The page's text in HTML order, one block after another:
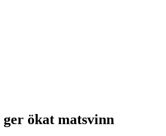
ökat matsvinn